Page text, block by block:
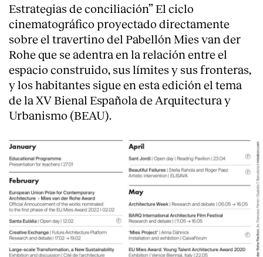
Estrategias de conciliación” El ciclo
cinematográfico proyectado directamente
sobre el travertino del Pabellón Mies van der
Rohe que se adentra en la relación entre el
espacio construido, sus límites y sus fronteras,
y los habitantes sigue en esta edición el tema
de la XV Bienal Española de Arquitectura y
Urbanismo (BEAU).